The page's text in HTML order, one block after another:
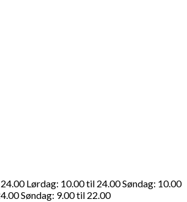
Lørdag: 10.00 til 24.00 Søndag: 10.00
Søndag: 9.00 til 22.00